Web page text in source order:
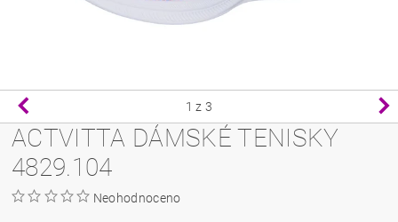
1 z 3
ACTVITTA DÁMSKÉ TENISKY
4829.104
Neohodnoceno